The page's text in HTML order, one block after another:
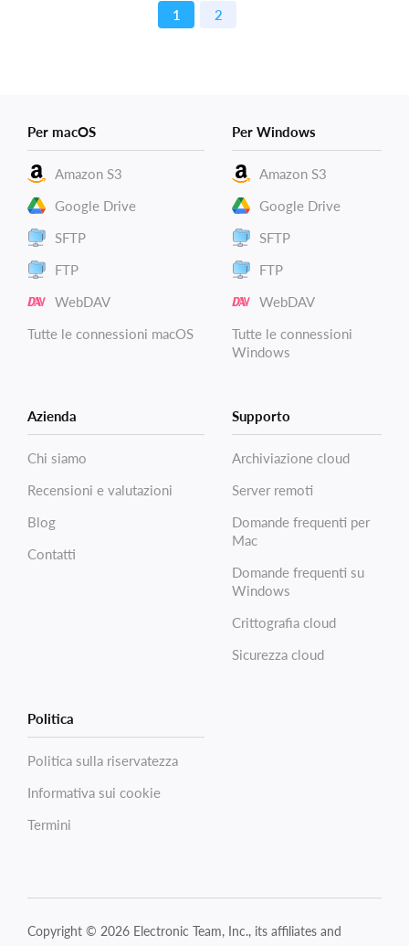
1 2
Per macOS
Amazon S3
Google Drive
SFTP
FTP
WebDAV
Tutte le connessioni macOS
Per Windows
Amazon S3
Google Drive
SFTP
FTP
WebDAV
Tutte le connessioni
Windows
Azienda
Chi siamo
Recensioni e valutazioni
Blog
Contatti
Supporto
Archiviazione cloud
Server remoti
Domande frequenti per
Mac
Domande frequenti su
Windows
Crittografia cloud
Sicurezza cloud
Politica
Politica sulla riservatezza
Informativa sui cookie
Termini
Copyright © 2026 Electronic Team, Inc., its affiliates and